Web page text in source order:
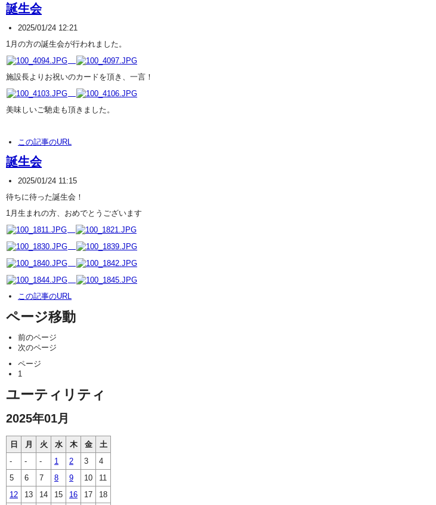
誕生会
2025/01/24 12:21
1月の方の誕生会が行われました。
施設長よりお祝いのカードを頂き、一言！
美味しいご馳走も頂きました。
この記事のURL
誕生会
2025/01/24 11:15
待ちに待った誕生会！
1月生まれの方、おめでとうございます
この記事のURL
ページ移動
前のページ
次のページ
ページ
1
ユーティリティ
2025年01月
日 月 火 水 木 金
土
-
- - 1 2 3
4
5
6 7 8 9 10
11
12
13 14 15 16 17
18